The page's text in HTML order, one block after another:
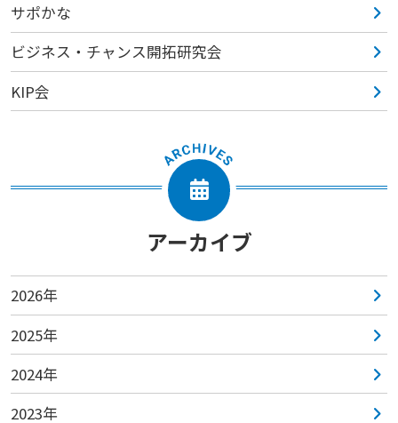
サポかな
ビジネス・チャンス開拓研究会
KIP会
アーカイブ
2026年
2025年
2024年
2023年